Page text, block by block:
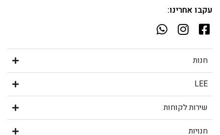
עקבו אחרינו:
חנות
LEE
שירות לקוחות
חנויות